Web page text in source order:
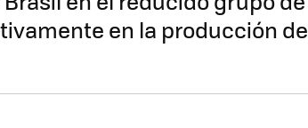
en la producción de